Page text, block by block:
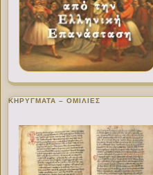
ΚΗΡΥΓΜΑΤΑ – ΟΜΙΛΙΕΣ